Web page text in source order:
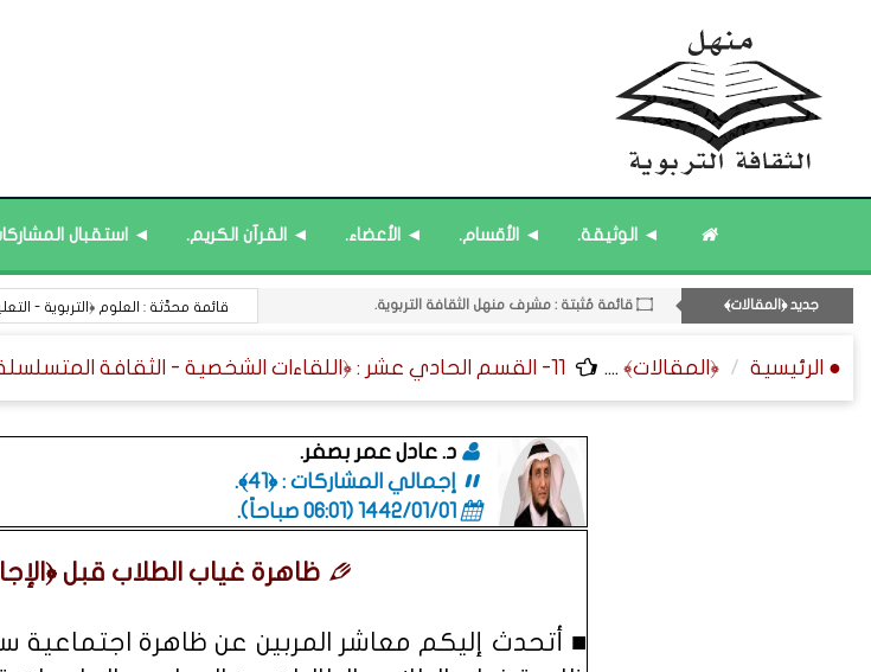
◄ الوثيقة. ◄ الأقسام. ◄ الأعضاء. ◄ القرآن الكريم. ◄ استقبال
جديد ﴿المقالات﴾
۝ ﴿القوائم - المشاركات﴾ المُحدَّثة.
11- القسم الحادي عشر : ﴿اللقاءات الشخصية - الثقافة المتسلسلة﴾.
۝ قائمة مُثبتة : إدارة منهل الثقافة التربوية.
۝ قائمة مُثبتة : مشرف منهل الثقافة التربوية.
۝ قائمة مُحدَّثة : مختارات من ﴿جديد﴾ المشاركات. مركز التعلم المرئي للتدريب : ورشة
● الرئيسية ﴿المقالات﴾ .... 11- القسم الحادي عشر : ﴿اللقاءات الشخصية - الثقافة المتسلسلة﴾.
د. عادل عمر بصفر.
إجمالي المشاركات : ﴿41﴾.
1442/01/01 (06:01 صباحاً)
.
ظاهرة غياب الطلاب قبل
■ أتحدث إليكم معاشر المربين عن ظاهرة اجتماعية